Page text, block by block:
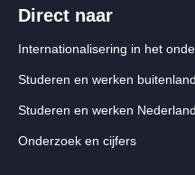
Direct naar
Internationalisering in het
Studeren en werken buitenland
Studeren en werken Nederland
Onderzoek en cijfers